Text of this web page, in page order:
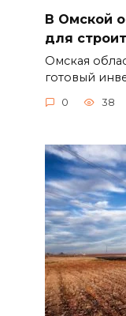
В Омской
для
Омская
готовый
0 38